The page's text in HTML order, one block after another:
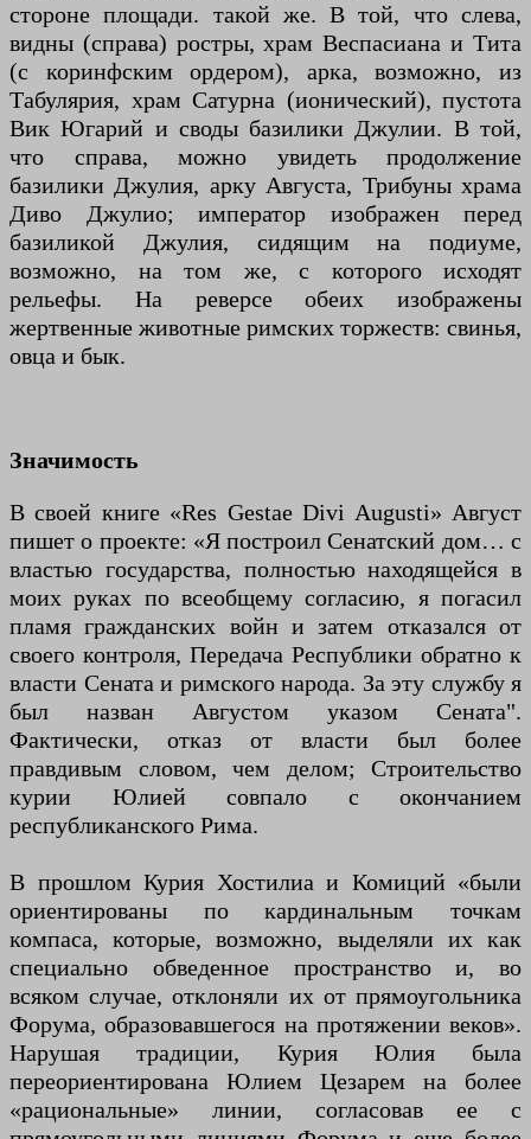
стороне площади. такой же. В той, что слева,
видны (справа) ростры, храм Веспасиана и Тита
(с коринфским ордером), арка, возможно, из
Табулярия, храм Сатурна (ионический), пустота
Вик Югарий и своды базилики Джулии. В той,
что справа, можно увидеть продолжение
базилики Джулия, арку Августа, Трибуны храма
Диво Джулио; император изображен перед
базиликой Джулия, сидящим на подиуме,
возможно, на том же, с которого исходят
рельефы. На реверсе обеих изображены
жертвенные животные римских торжеств: свинья,
овца и бык.
Значимость
В своей книге «Res Gestae Divi Augusti» Август
пишет о проекте: «Я построил Сенатский дом… с
властью государства, полностью находящейся в
моих руках по всеобщему согласию, я погасил
пламя гражданских войн и затем отказался от
своего контроля, Передача Республики обратно к
власти Сената и римского народа. За эту службу я
был назван Августом указом Сената".
Фактически, отказ от власти был более
правдивым словом, чем делом; Строительство
курии Юлией совпало с окончанием
республиканского Рима.
В прошлом Курия Хостилиа и Комиций «были
ориентированы по кардинальным точкам
компаса, которые, возможно, выделяли их как
специально обведенное пространство и, во
всяком случае, отклоняли их от прямоугольника
Форума, образовавшегося на протяжении веков».
Нарушая традиции, Курия Юлия была
переориентирована Юлием Цезарем на более
«рациональные» линии, согласовав ее с